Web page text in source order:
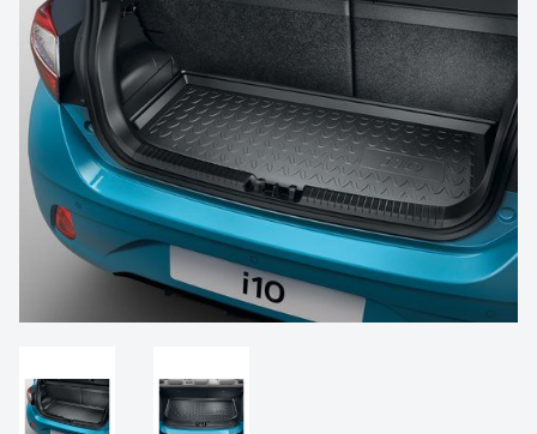
final
de
galería
de
imágenes